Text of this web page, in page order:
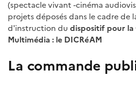
(spectacle vivant -cinéma
projets déposés dans le cadre de
d'instruction du dispositif pour
Multimédia : le DICRéAM
La commande